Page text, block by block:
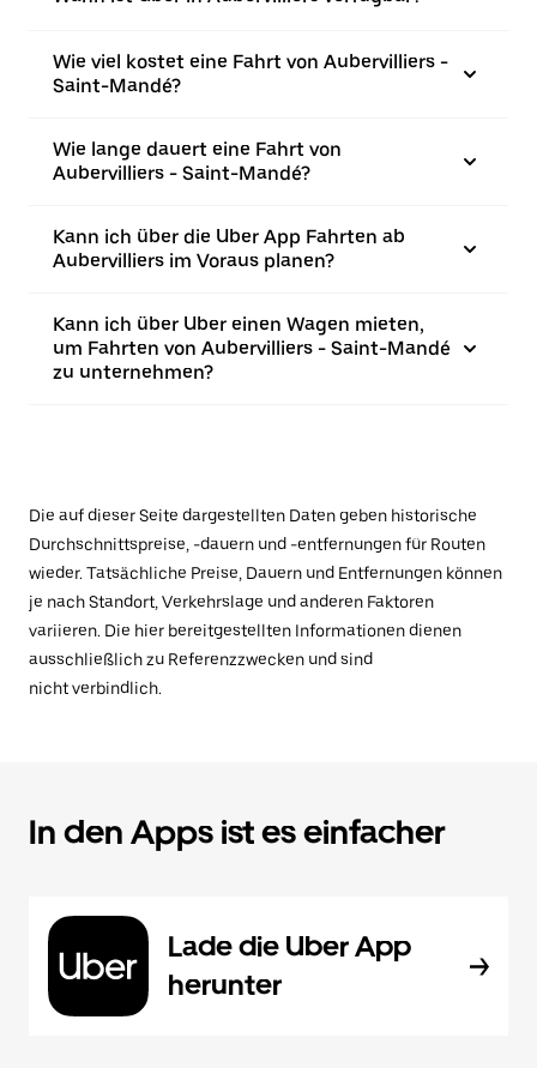
Wie viel kostet eine Fahrt von Aubervilliers -
Saint-Mandé?
Wie lange dauert eine Fahrt von
Aubervilliers - Saint-Mandé?
Kann ich über die Uber App Fahrten ab
Aubervilliers im Voraus planen?
Kann ich über Uber einen Wagen mieten,
um Fahrten von Aubervilliers - Saint-Mandé
zu unternehmen?
Die auf dieser Seite dargestellten Daten geben historische
Durchschnittspreise, -dauern und -entfernungen für Routen
wieder. Tatsächliche Preise, Dauern und Entfernungen können
je nach Standort, Verkehrslage und anderen Faktoren
variieren. Die hier bereitgestellten Informationen dienen
ausschließlich zu Referenzzwecken und sind
nicht verbindlich.
In den Apps ist es einfacher
Lade die Uber App
herunter